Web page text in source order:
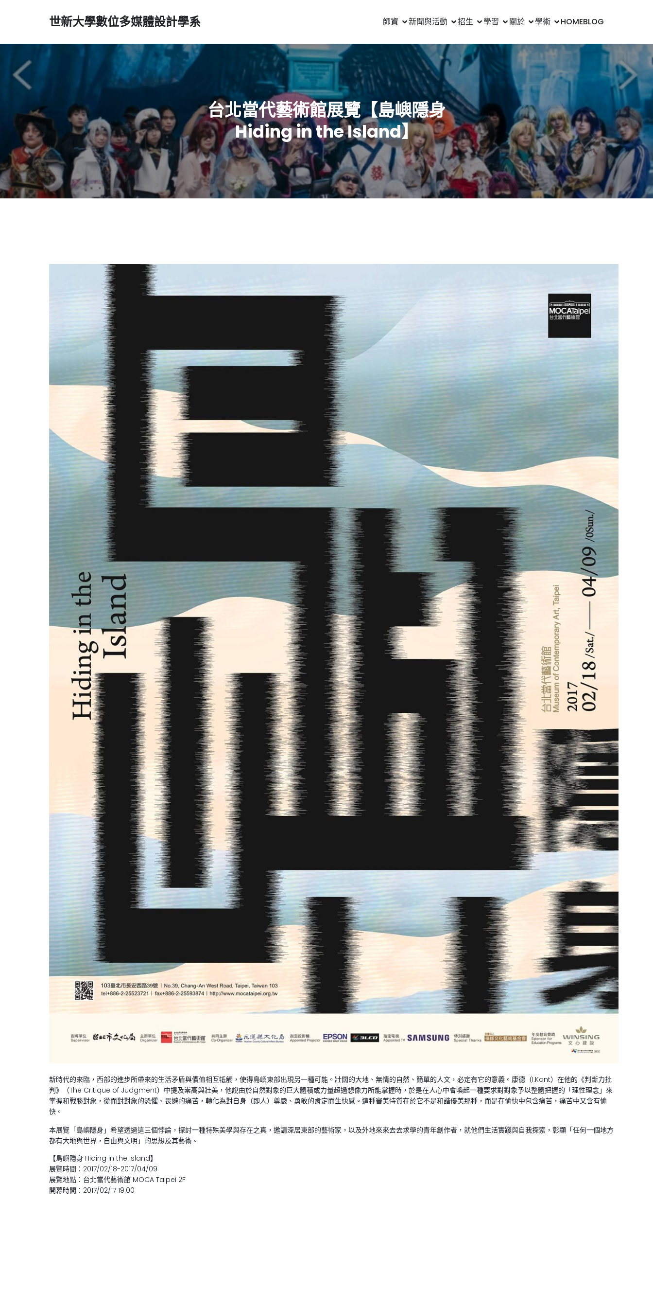
世新大學數位多媒體設計學系 師資 新聞與活動 招生 學習 關於 學術 HOMEBLOG
台北當代藝術館展覽【島嶼隱身
Hiding in the Island】
新時代的來臨，西部的進步所帶來的生活矛盾與價值相互牴觸，使得島嶼東部出現另一種可能。壯闊的大地、無情的自然、簡單的人文，必定有它的意義。康德（I.Kant）在他的《判斷力批
判》（The Critique of Judgment）中提及崇高與壯美，他說由於自然對象的巨大體積或力量超過想像力所能掌握時，於是在人心中會喚起一種要求對對象予以整體把握的「理性理念」來
掌握和戰勝對象，從而對對象的恐懼、畏避的痛苦，轉化為對自身（即人）尊嚴、勇敢的肯定而生快感。這種審美特質在於它不是和諧優美那種，而是在愉快中包含痛苦，痛苦中又含有愉
快。
本展覽「島嶼隱身」希望透過這三個悖論，探討一種特殊美學與存在之真，邀請深居東部的藝術家，以及外地來來去去求學的青年創作者，就他們生活實踐與自我探索，彰顯「任何一個地方
都有大地與世界，自由與文明」的思想及其藝術。
【島嶼隱身 Hiding in the Island】
展覽時間：2017/02/18-2017/04/09
展覽地點：台北當代藝術館 MOCA Taipei 2F
開幕時間：2017/02/17 19:00